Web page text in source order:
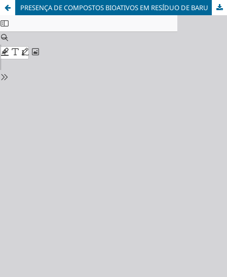
PRESENÇA DE COMPOSTOS BIOATIVOS EM RESÍDUO DE BARU